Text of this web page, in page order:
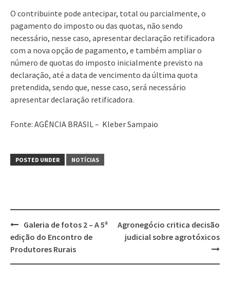
O contribuinte pode antecipar, total ou parcialmente, o
pagamento do imposto ou das quotas, não sendo
necessário, nesse caso, apresentar declaração retificadora
com a nova opção de pagamento, e também ampliar o
número de quotas do imposto inicialmente previsto na
declaração, até a data de vencimento da última quota
pretendida, sendo que, nesse caso, será necessário
apresentar declaração retificadora.
Fonte: AGÊNCIA BRASIL – Kleber Sampaio
POSTED UNDER NOTÍCIAS
Post
navigation
Galeria de fotos 2 – A 5ª
edição do Encontro de
Produtores Rurais
Agronegócio critica decisão
judicial sobre agrotóxicos